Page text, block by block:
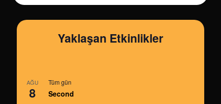
Yaklaşan Etkinlikler
AĞU
8
Tüm gün
Second